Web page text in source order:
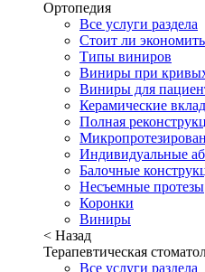
Ортопедия
Все услуги раздела
Стоит ли
Типы виниров
Виниры при
Виниры для
Керамические
Полная
Индивидуальные
Балочные
Несъемные протезы
Коронки
Виниры
< Назад
Терапевтическая
Все услуги раздела